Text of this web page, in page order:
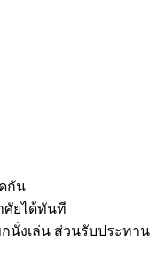
กัน
ศัยได้ทันที
นั่งเล่น ส่วนรับประทาน